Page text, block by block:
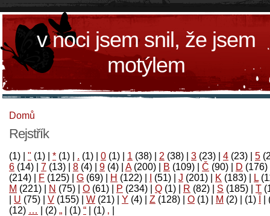
v noci jsem snil, že jsem
motýlem
Domů
Rejstřík
(1) " (1) * (1) . (1) 0 (1) 1 (38) 2 (38) 3 (23) 4 (23) 5
6 (14) 7 (13) 8 (4) 9 (4) A(200) B (109) Č (90) D (176)
(214)
F (125) G (69) H (122) (51) J (201) K (183) L
M (221) N (75) O (61) P (234) Q (1) R (82) S (185) T
U (75) V (155) W (21) Y (4) Z (128) Ο (1) М (2)
(1)
‚
(1)
“
(1)
„
(2)
…
(12)